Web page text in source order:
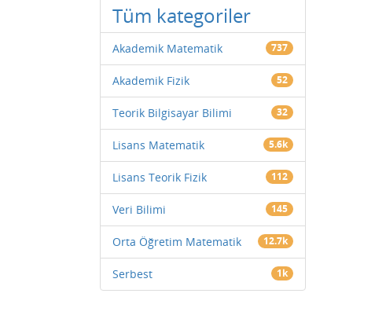
Tüm kategoriler
Akademik Matematik 737
Akademik Fizik 52
Teorik Bilgisayar Bilimi 32
Lisans Matematik 5.6k
Lisans Teorik Fizik 112
Veri Bilimi 145
Orta Öğretim Matematik 12.7k
Serbest 1k